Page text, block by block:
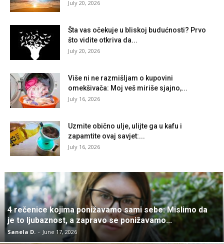
July 20, 2026
Šta vas očekuje u bliskoj budućnosti? Prvo
što vidite otkriva da...
July 20, 2026
Više ni ne razmišljam o kupovini
omekšivača: Moj veš miriše sjajno,...
July 16, 2026
Uzmite obično ulje, ulijte ga u kafu i
zapamtite ovaj savjet:...
July 16, 2026
4 rečenice kojima ponižavamo sami sebe: Mislimo da
je to ljubaznost, a zapravo se ponižavamo...
Sanela D. - June 17, 2026